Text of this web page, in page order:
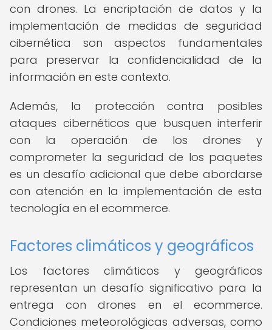
con drones. La encriptación de datos y la
implementación de medidas de seguridad
cibernética son aspectos fundamentales
para preservar la confidencialidad de la
información en este contexto.
Además, la protección contra posibles
ataques cibernéticos que busquen interferir
con la operación de los drones y
comprometer la seguridad de los paquetes
es un desafío adicional que debe abordarse
con atención en la implementación de esta
tecnología en el ecommerce.
Factores climáticos y geográficos
Los factores climáticos y geográficos
representan un desafío significativo para la
entrega con drones en el ecommerce.
Condiciones meteorológicas adversas, como